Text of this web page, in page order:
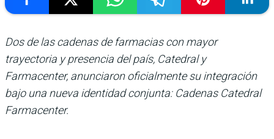
Dos de las cadenas de farmacias con mayor
trayectoria y presencia del país, Catedral y
Farmacenter, anunciaron oficialmente su integración
bajo una nueva identidad conjunta: Cadenas Catedral
Farmacenter.